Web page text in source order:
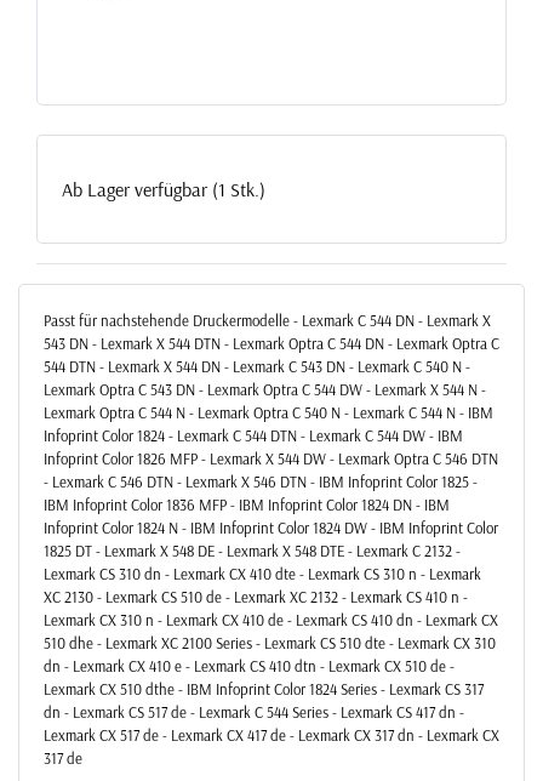
Ab Lager verfügbar (1 Stk.)
Passt für nachstehende Druckermodelle - Lexmark C 544 DN - Lexmark X
543 DN - Lexmark X 544 DTN - Lexmark Optra C 544 DN - Lexmark Optra C
544 DTN - Lexmark X 544 DN - Lexmark C 543 DN - Lexmark C 540 N -
Lexmark Optra C 543 DN - Lexmark Optra C 544 DW - Lexmark X 544 N -
Lexmark Optra C 544 N - Lexmark Optra C 540 N - Lexmark C 544 N - IBM
Infoprint Color 1824 - Lexmark C 544 DTN - Lexmark C 544 DW - IBM
Infoprint Color 1826 MFP - Lexmark X 544 DW - Lexmark Optra C 546 DTN
- Lexmark C 546 DTN - Lexmark X 546 DTN - IBM Infoprint Color 1825 -
IBM Infoprint Color 1836 MFP - IBM Infoprint Color 1824 DN - IBM
Infoprint Color 1824 N - IBM Infoprint Color 1824 DW - IBM Infoprint Color
1825 DT - Lexmark X 548 DE - Lexmark X 548 DTE - Lexmark C 2132 -
Lexmark CS 310 dn - Lexmark CX 410 dte - Lexmark CS 310 n - Lexmark
XC 2130 - Lexmark CS 510 de - Lexmark XC 2132 - Lexmark CS 410 n -
Lexmark CX 310 n - Lexmark CX 410 de - Lexmark CS 410 dn - Lexmark CX
510 dhe - Lexmark XC 2100 Series - Lexmark CS 510 dte - Lexmark CX 310
dn - Lexmark CX 410 e - Lexmark CS 410 dtn - Lexmark CX 510 de -
Lexmark CX 510 dthe - IBM Infoprint Color 1824 Series - Lexmark CS 317
dn - Lexmark CS 517 de - Lexmark C 544 Series - Lexmark CS 417 dn -
Lexmark CX 517 de - Lexmark CX 417 de - Lexmark CX 317 dn - Lexmark CX
317 de